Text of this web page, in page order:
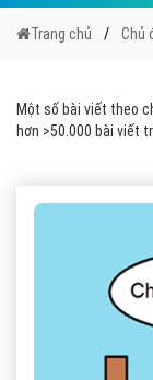
Trang chủ Chủ
Một số bài viết theo
hơn >50.000 bài viết